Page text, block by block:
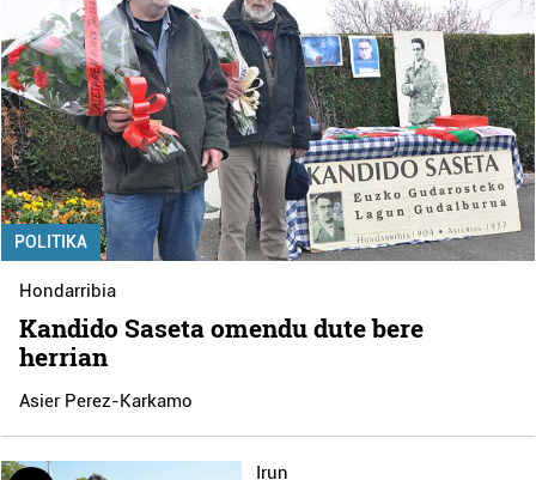
POLITIKA
Hondarribia
Kandido Saseta omendu dute bere
herrian
Asier Perez-Karkamo
Irun